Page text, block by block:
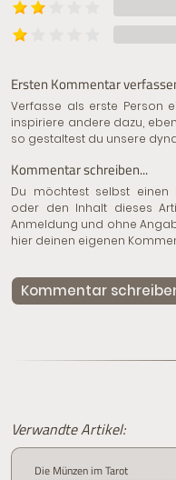
Ersten Kommentar
Verfasse als erste Person
inspiriere andere dazu,
so gestaltest du unsere
Kommentar schreiben...
Du möchtest selbst einen
oder den Inhalt dieses
Anmeldung und ohne
hier deinen eigenen
Kommentar
Verwandte Artikel:
Die Münzen im Tarot